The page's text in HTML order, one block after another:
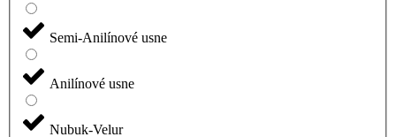
Semi-Anilínové usne
Anilínové usne
Nubuk-Velur